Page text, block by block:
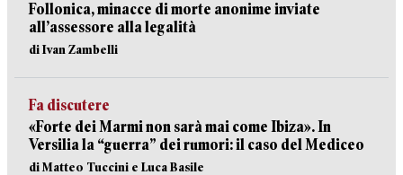
Follonica, minacce di morte anonime inviate
all’assessore alla legalità
di Ivan Zambelli
Fa discutere
«Forte dei Marmi non sarà mai come Ibiza». In
Versilia la “guerra” dei rumori: il caso del Mediceo
di Matteo Tuccini e Luca Basile